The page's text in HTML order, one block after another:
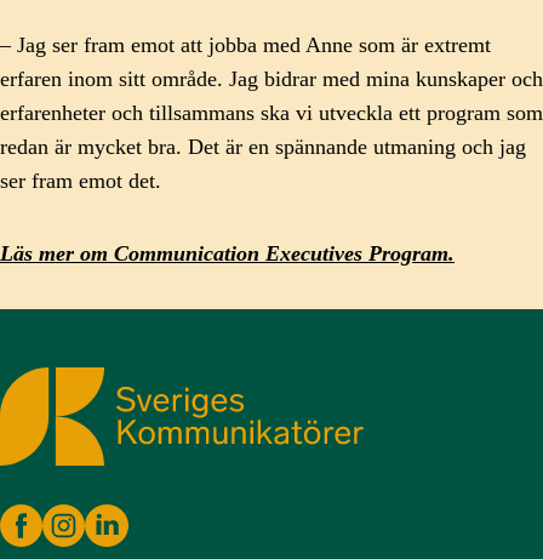
– Jag ser fram emot att jobba med Anne som är extremt
erfaren inom sitt område. Jag bidrar med mina kunskaper och
erfarenheter och tillsammans ska vi utveckla ett program som
redan är mycket bra. Det är en spännande utmaning och jag
ser fram emot det.
Läs mer om Communication Executives Program.
Sveriges Kommunikatörer